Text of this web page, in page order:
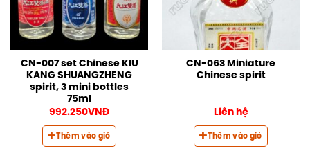
CN-007 set Chinese KIU
KANG SHUANGZHENG
spirit, 3 mini bottles
75ml
992.250VNĐ
Thêm vào giỏ
CN-063 Miniature
Chinese spirit
Liên hệ
Thêm vào giỏ